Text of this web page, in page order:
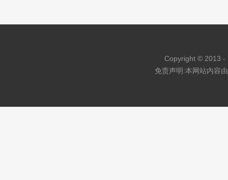
Copyright © 2013 -
免责声明:本网站内容